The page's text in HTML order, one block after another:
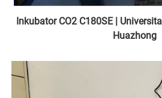
Inkubator CO2 C180SE |
Huazhong